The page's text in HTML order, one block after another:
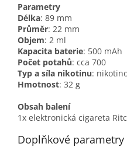
Parametry
Délka: 89 mm
Průměr: 22 mm
Objem: 2 ml
Kapacita baterie: 500 mAh
Počet potahů: cca 700
Typ a síla nikotinu:
Hmotnost: 32 g
Obsah balení
1x elektronická cigareta
Doplňkové parametry